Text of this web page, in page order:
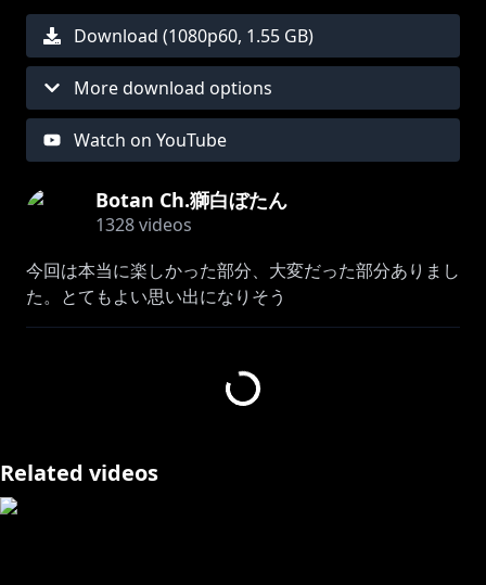
Download (1080p60, 1.55 GB)
More download options
Watch on YouTube
Botan Ch.獅白ぼたん
1328videos
今回は本当に楽しかった部分、大変だった部分ありまし
た。とてもよい思い出になりそう
大須さんに撮ってもらったかっこいい会場写真もあるの
🔸写真提供：大須晶/ohsuakira(
→https://www.youtube.com/watch?v=v4pbZIm9LwA
Related videos